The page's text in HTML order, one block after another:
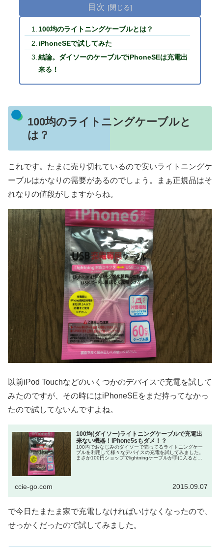
目次
100均のライトニングケーブルとは？
iPhoneSEで試してみた
結論。ダイソーのケーブルでiPhoneSEは充電出
来る！
100均のライトニングケーブルと
は？
これです。たまに売り切れているので安いライトニングケ
ーブルはかなりの需要があるのでしょう。まぁ正規品はそ
れなりの値段がしますからね。
以前iPod Touchなどのいくつかのデバイスで充電を試して
みたのですが、その時にはiPhoneSEをまだ持ってなかっ
たので試してないんですよね。
100均(ダイソー)ライトニングケーブルで充電出
来ない機器！iPhone5sもダメ！？
100均でおなじみのダイソーで売ってるライトニングケー
ブルを利用して様々なデバイスの充電を試してみました。
まさか100円ショップでlightningケーブルが手に入ると
ccie-go.com 2015.09.07
で今日たまたま家で充電しなければいけなくなったので、
せっかくだったので試してみました。